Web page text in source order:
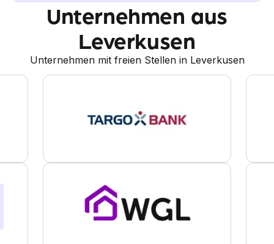
Unternehmen aus
Leverkusen
Unternehmen mit freien Stellen in Leverkusen